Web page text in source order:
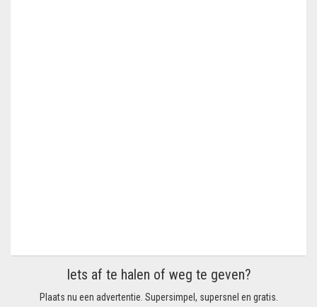
Iets af te halen of weg te geven?
Plaats nu een advertentie. Supersimpel, supersnel en gratis.